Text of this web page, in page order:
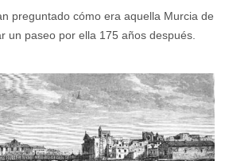
preguntado cómo era aquella Murcia de
un paseo por ella 175 años después.